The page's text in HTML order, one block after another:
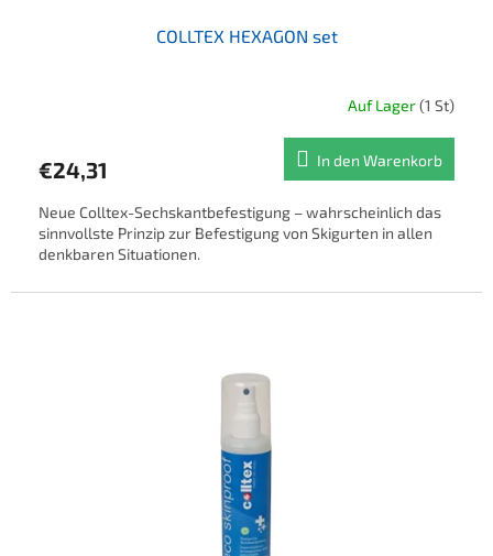
COLLTEX HEXAGON set
Auf Lager(1 St)
€24,31 In den Warenkorb
Neue Colltex-Sechskantbefestigung – wahrscheinlich das
sinnvollste Prinzip zur Befestigung von Skigurten in allen
denkbaren Situationen.